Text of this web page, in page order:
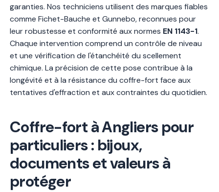
garanties. Nos techniciens utilisent des marques fiables
comme Fichet-Bauche et Gunnebo, reconnues pour
leur robustesse et conformité aux normes EN 1143-1.
Chaque intervention comprend un contrôle de niveau
et une vérification de l'étanchéité du scellement
chimique. La précision de cette pose contribue à la
longévité et à la résistance du coffre-fort face aux
tentatives d'effraction et aux contraintes du quotidien.
Coffre-fort à Angliers pour
particuliers : bijoux,
documents et valeurs à
protéger